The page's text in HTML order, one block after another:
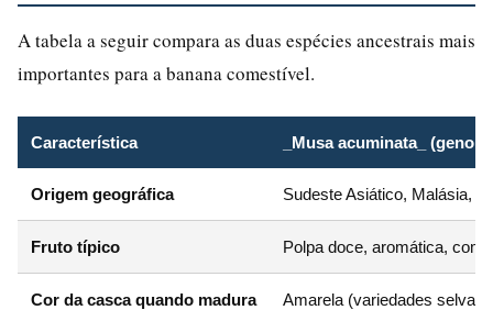
A tabela a seguir compara as duas espécies ancestrais mais
importantes para a banana comestível.
Característica _Musa acuminata_
Origem geográfica Sudeste Asiático, Malásia,
Fruto típico Polpa doce, aromática, com
Cor da casca quando madura Amarela (variedades